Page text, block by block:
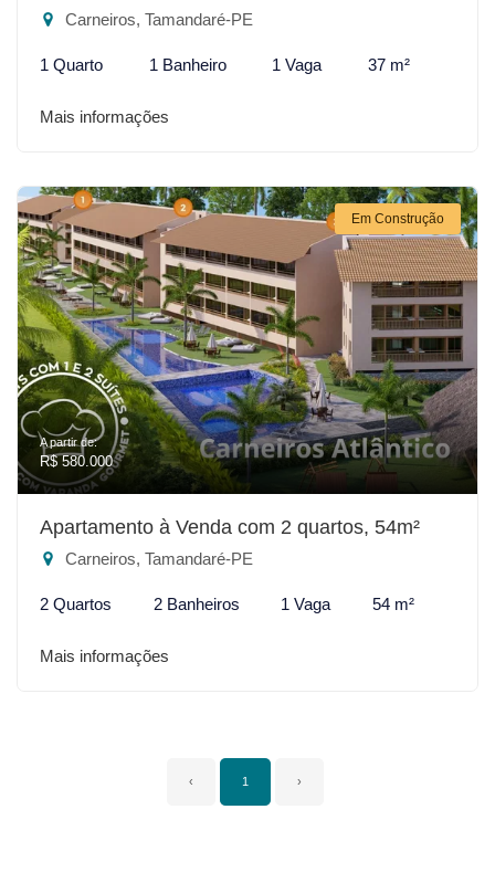
Carneiros, Tamandaré-PE
1 Quarto 1 Banheiro 1 Vaga 37 m²
Mais informações
Em Construção
A partir de:
R$ 580.000
Apartamento à Venda com 2 quartos, 54m²
Carneiros, Tamandaré-PE
2 Quartos 2 Banheiros 1 Vaga 54 m²
Mais informações
‹ 1 ›